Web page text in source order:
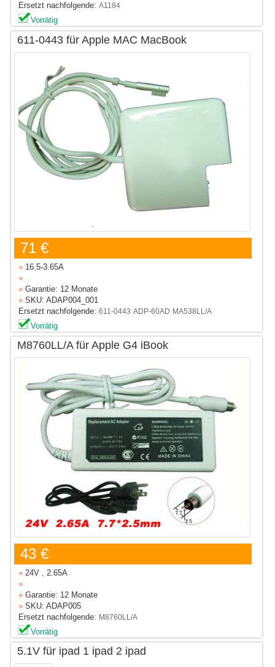
Ersetzt nachfolgende:A1184
Vorrätig
611-0443 für Apple MAC MacBook
71 €
» 16.5-3.65A
»
» Garantie: 12 Monate
» SKU: ADAP004_001
Ersetzt nachfolgende:611-0443 ADP-60AD MA538LL/A
Vorrätig
M8760LL/A für Apple G4 iBook
43 €
» 24V , 2.65A
»
» Garantie: 12 Monate
» SKU: ADAP005
Ersetzt nachfolgende: M8760LL/A
Vorrätig
5.1V für ipad 1 ipad 2 ipad